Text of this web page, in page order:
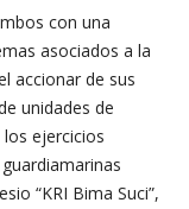
con una
asociados a la
accionar de sus
unidades de
ejercicios
“KRI Bima Suci”,